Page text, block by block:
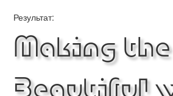
Результат:
Making